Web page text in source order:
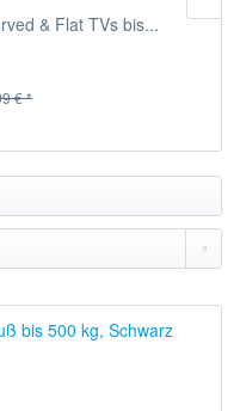
& Flat TVs bis...
€ *